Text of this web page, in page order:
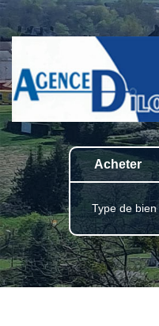
Acheter
Type de bien